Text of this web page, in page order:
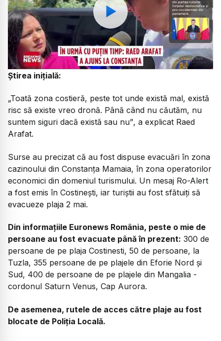
Watch
Știrea inițială:
„Toată zona costieră, peste tot unde există mal, există
risc să existe vreo dronă. Până când nu căutăm, nu
suntem siguri dacă există sau nu”, a explicat Raed
Arafat.
Surse au precizat că au fost dispuse evacuări în zona
cazinoului din Constanța Mamaia, în zona operatorilor
economici din domeniul turismului. Un mesaj Ro-Alert
a fost emis în Costinești, iar turiștii au fost sfătuiți să
evacueze plaja 2 mai.
Din informațiile Euronews România, peste o mie de
persoane au fost evacuate până în prezent: 300 de
persoane de pe plaja Costinesti, 50 de persoane, la
Tuzla, 355 persoane de pe plajele din Eforie Nord și
Sud, 400 de persoane de pe plajele din Mangalia -
cordonul Saturn Venus, Cap Aurora.
De asemenea, rutele de acces către plaje au fost
blocate de Poliția Locală.